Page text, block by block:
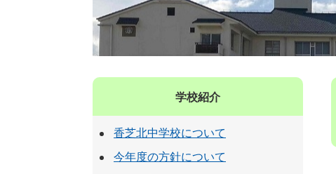
本
学校紹介
香芝北中学校について
今年度の方針について